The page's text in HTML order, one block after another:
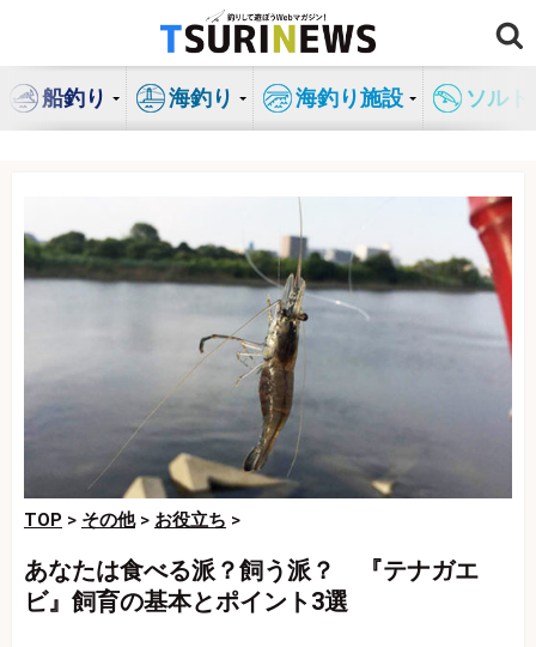
ン
船釣り 海釣り 海釣り施設 ソル
TOP > その他> お役立ち >
あなたは食べる派？飼う派？ 『テナガエ
ビ』飼育の基本とポイント3選